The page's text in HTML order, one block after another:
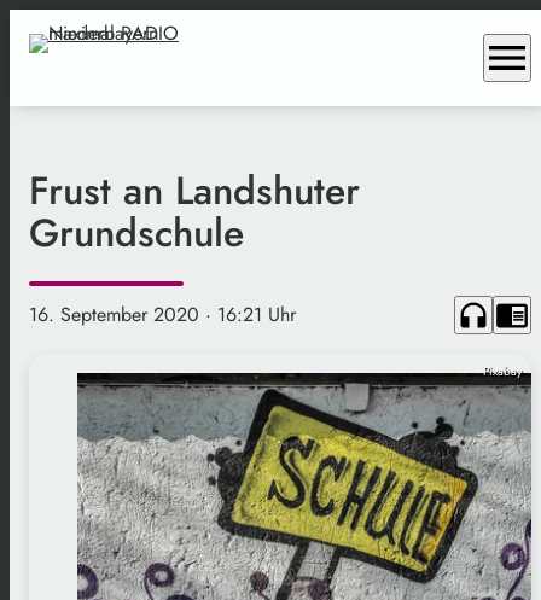
menu
Frust an Landshuter
Grundschule
16. September 2020 · 16:21 Uhr headphones chrome_reader_mode
Pixabay